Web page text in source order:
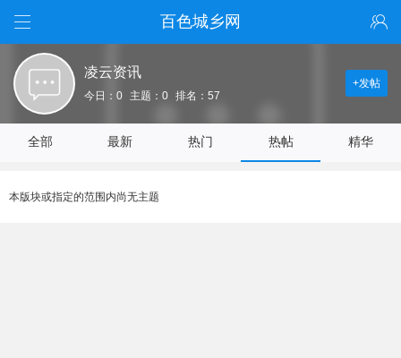
百色城乡网
凌云资讯
今日：0 主题：0 排名：57
+发帖
全部 最新 热门 热帖 精华
本版块或指定的范围内尚无主题